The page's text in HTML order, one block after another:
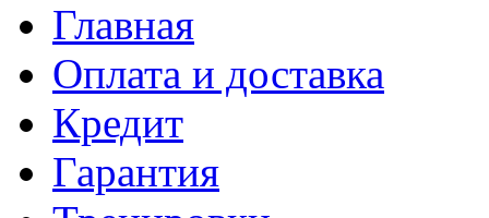
Главная
Оплата и доставка
Кредит
Гарантия